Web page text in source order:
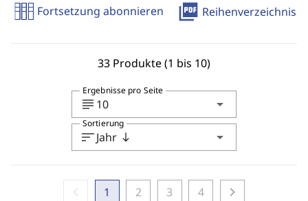
Fortsetzung abonnieren
picture_as_pdf Reihenverzeichnis
33 Produkte (1 bis 10)
subject 10 arrow_drop_down
Ergebnisse pro Seite
sortJahr south arrow_drop_down
Sortierung
1 2 3 4 chevron_right